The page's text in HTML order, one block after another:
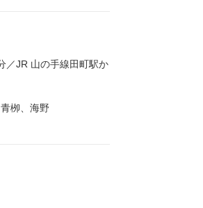
／JR 山の手線田町駅か
栁、海野